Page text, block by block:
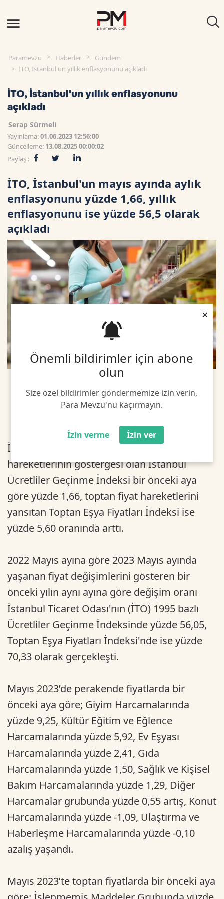
Önemli bildirimler için abone
olun
Size özel bildirimler göndermemize izin verin,
Para Mevzu'nu kaçırmayın.
İzin verme İzin ver
×
Paramevzu Haberler
Gündem
İTO, İstanbul'un yıllık enflasyonunu açıkladı
İTO, İstanbul'un yıllık enflasyonunu
açıkladı
Serap Sürmeli
Yayınlama:01.06.2023 12:56:00
Güncelleme: 13.08.2025 00:00:02
Paylaş :
İTO, İstanbul'un mayıs ayında aylık
enflasyonunu yüzde 1,66, yıllık
enflasyonunu ise yüzde 56,5 olarak
açıkladı
İstanbul'da Mayıs'ta perakende fiyat
hareketlerinin göstergesi olan İstanbul
Ücretliler Geçinme İndeksi bir önceki aya
göre yüzde 1,66, toptan fiyat hareketlerini
yansıtan Toptan Eşya Fiyatları İndeksi ise
yüzde 5,60 oranında arttı.
2022 Mayıs ayına göre 2023 Mayıs ayında
yaşanan fiyat değişimlerini gösteren bir
önceki yılın aynı ayına göre değişim oranı
İstanbul Ticaret Odası'nın (İTO) 1995 bazlı
Ücretliler Geçinme İndeksinde yüzde 56,05,
Toptan Eşya Fiyatları İndeksi'nde ise yüzde
70,33 olarak gerçekleşti.
Mayıs 2023’de perakende fiyatlarda bir
önceki aya göre; Giyim Harcamalarında
yüzde 9,25, Kültür Eğitim ve Eğlence
Harcamalarında yüzde 5,92, Ev Eşyası
Harcamalarında yüzde 2,41, Gıda
Harcamalarında yüzde 1,50, Sağlık ve Kişisel
Bakım Harcamalarında yüzde 1,29, Diğer
Harcamalar grubunda yüzde 0,55 artış, Konut
Harcamalarında yüzde -1,09, Ulaştırma ve
Haberleşme Harcamalarında yüzde -0,10
azalış yaşandı.
Mayıs 2023’te toptan fiyatlarda bir önceki aya